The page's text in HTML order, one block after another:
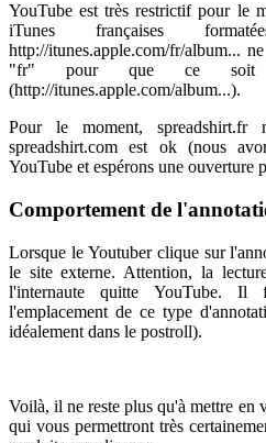
YouTube est très restrictif pour le
iTunes françaises
http://itunes.apple.com/fr/album...
"fr" pour que ce soit
(http://itunes.apple.com/album...).
Pour le moment, spreadshirt.fr
spreadshirt.com est ok (nous
YouTube et espérons une ouverture
Comportement de
Lorsque le Youtuber clique sur
le site externe. Attention, la
l'internaute quitte YouTube.
l'emplacement de ce type
idéalement dans le postroll).
Voilà, il ne reste plus qu'à mettre en
qui vous permettront très